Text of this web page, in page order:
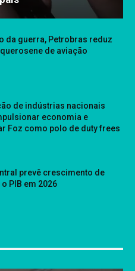
da guerra, Petrobras reduz
de aviação
de indústrias nacionais
economia e
Foz como polo de duty frees
prevê crescimento de
o PIB em 2026